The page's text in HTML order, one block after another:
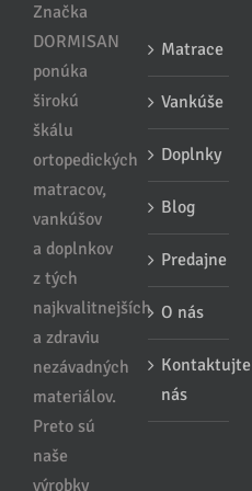
Značka
DORMISAN
ponúka
širokú
škálu
ortopedických
matracov,
vankúšov
a doplnkov
z tých
najkvalitnejších
a zdraviu
nezávadných
materiálov.
Preto sú
naše
výrobky
Matrace
Vankúše
Doplnky
Blog
Predajne
O nás
Kontaktujte
nás